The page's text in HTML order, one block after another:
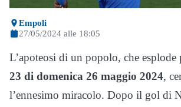
Empoli
27/05/2024 alle 18:05
L’apoteosi di un popolo, che
23 di domenica 26 maggio 2024,
l’ennesimo miracolo. Dopo il gol di